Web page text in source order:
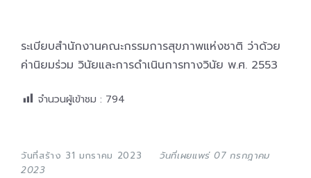
ระเบียบสำนักงานคณะกรรมการสุขภาพแห่งชาติ ว่าด้วย
ค่านิยมร่วม วินัยและการดำเนินการทางวินัย พ.ศ. 2553
จำนวนผู้เข้าชม : 794
วันที่สร้าง 31 มกราคม 2023
วันที่เผยแพร่ 07 กรกฎาคม
2023